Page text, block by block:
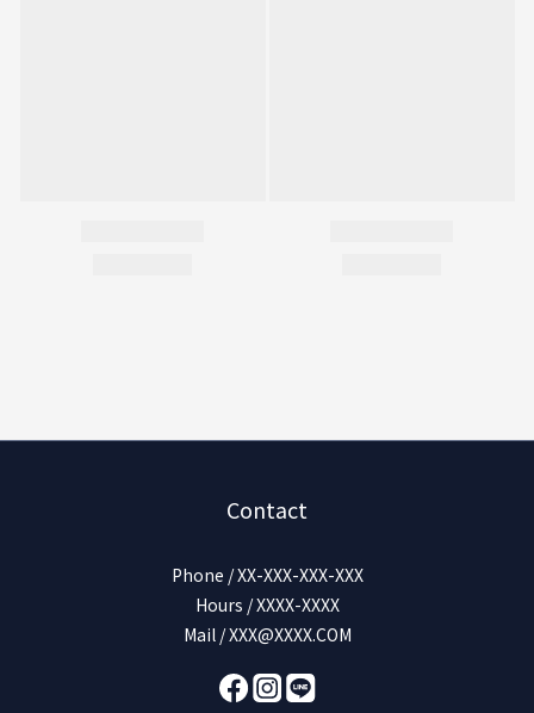
Contact
Phone / XX-XXX-XXX-XXX
Hours / XXXX-XXXX
Mail / XXX@XXXX.COM